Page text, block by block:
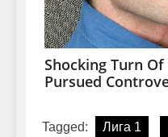
Tagged: Лига 1